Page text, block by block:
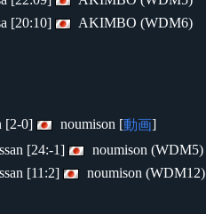
[20:10]
AKIMBO (WDM6)
[2-0] noumison [動画]
[24:-1]
noumison (WDM5)
[11:2]
noumison (WDM12)